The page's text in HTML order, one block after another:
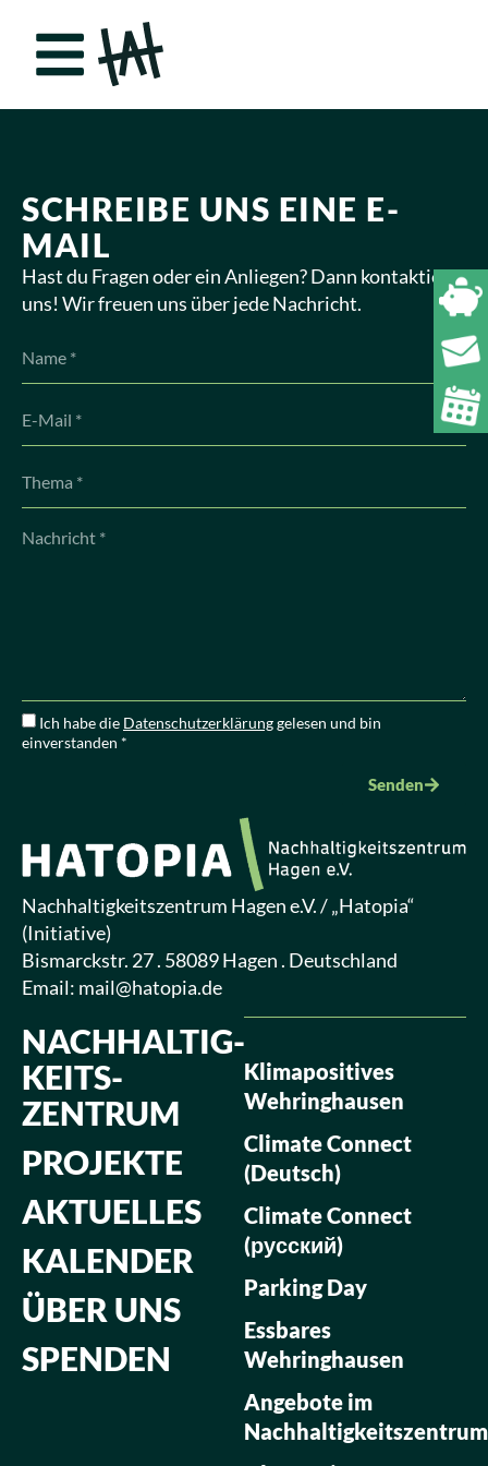
SCHREIBE UNS EINE E-
MAIL
Hast du Fragen oder ein Anliegen? Dann kontaktiere
uns! Wir freuen uns über jede Nachricht.
Ich habe die Datenschutzerklärunggelesen und bin
einverstanden *
Senden
Nachhaltigkeitszentrum Hagen e.V. / „Hatopia“
(Initiative)
Bismarckstr. 27 . 58089 Hagen . Deutschland
Email: mail@hatopia.de
NACHHALTIG­
KEITS­
ZENTRUM
PROJEKTE
AKTUELLES
KALENDER
ÜBER UNS
SPENDEN
Klimapositives
Wehringhausen
Climate Connect
(Deutsch)
Climate Connect
(русский)
Parking Day
Essbares
Wehringhausen
Angebote im
Nachhaltigkeitszentrum